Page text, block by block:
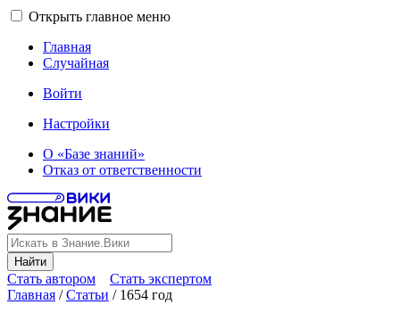
Открыть главное меню
Главная
Случайная
Войти
Настройки
О «Базе знаний»
Отказ от ответственности
Найти
Стать автором
Стать экспертом
Главная /Статьи / 1654 год